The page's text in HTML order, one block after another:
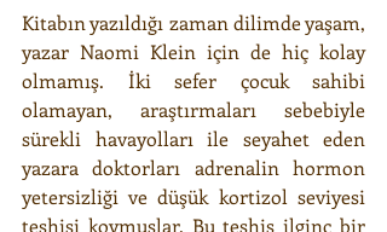
Kitabın yazıldığı zaman dilimde yaşam,
yazar Naomi Klein için de hiç kolay
olmamış. İki sefer çocuk sahibi
olamayan, araştırmaları sebebiyle
sürekli havayolları ile seyahet eden
yazara doktorları adrenalin hormon
yetersizliği ve düşük kortizol seviyesi
teşhisi koymuşlar. Bu teşhis ilginç bir